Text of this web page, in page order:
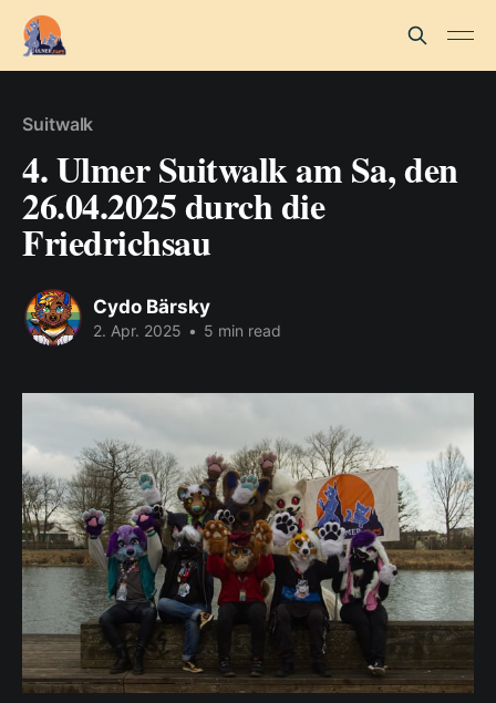
Suitwalk
4. Ulmer Suitwalk am Sa, den
26.04.2025 durch die
Friedrichsau
Cydo Bärsky
2. Apr. 2025 • 5 min read